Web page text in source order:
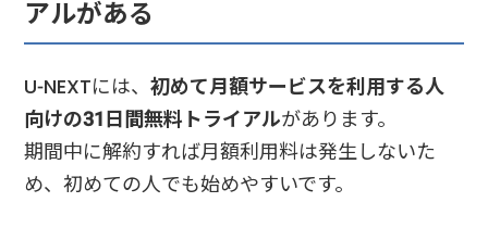
アルがある
U-NEXTには、初めて月額サービスを利用する人
向けの31日間無料トライアルがあります。
期間中に解約すれば月額利用料は発生しないた
め、初めての人でも始めやすいです。